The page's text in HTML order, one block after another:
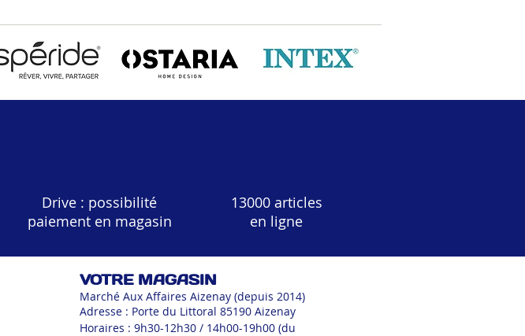
Drive : possibilité
paiement en magasin
13000 articles
en ligne
VOTRE MAGASIN
Marché Aux Affaires Aizenay (depuis 2014)
Adresse : Porte du Littoral 85190 Aizenay
Horaires : 9h30-12h30 / 14h00-19h00 (du